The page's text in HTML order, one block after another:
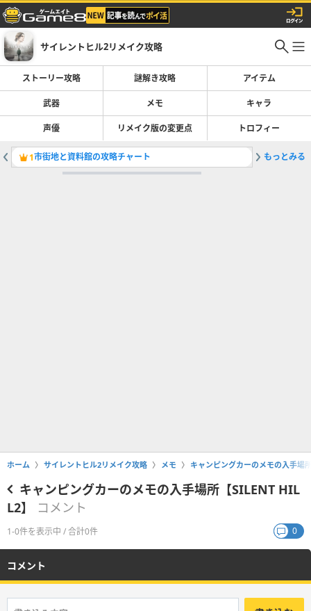
サイレントヒル2リメイク攻略
ストーリー攻略 謎解き攻略 アイテム
武器 メモ キャラ
声優 リメイク版の変更点 トロフィー
1市街地と資料館の攻略チャート 2クリー
もっとみる
ホーム サイレントヒル2リメイク攻略 メモ キャンピングカーのメモの入手場
キャンピングカーのメモの入手場所【SILENT HIL
L2】
コメント
1-0件を表示中 / 合計0件 0
コメント